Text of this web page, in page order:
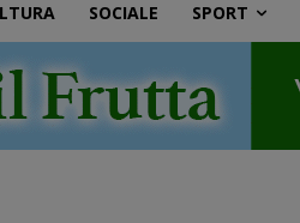
SOCIALE SPORT